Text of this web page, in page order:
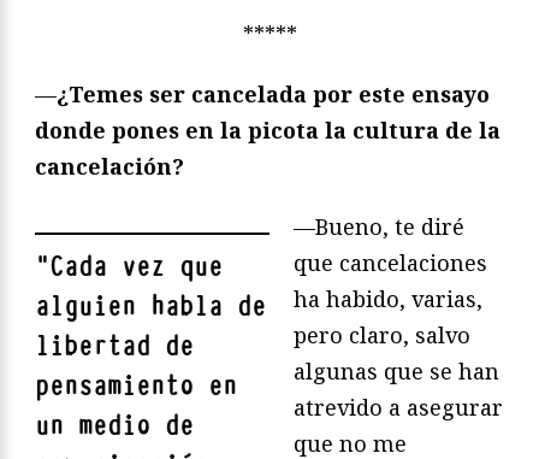
*****
—¿Temes ser cancelada por este ensayo
donde pones en la picota la cultura de la
cancelación?
"Cada vez que
alguien habla de
libertad de
pensamiento en
un medio de
—Bueno, te diré
que cancelaciones
ha habido, varias,
pero claro, salvo
algunas que se han
atrevido a asegurar
que no me